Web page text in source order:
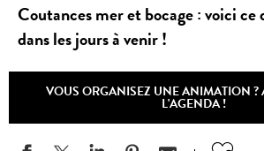
Coutances mer et bocage : voici
dans les jours à venir !
VOUS ORGANISEZ UNE ANIMATION ?
L'AGENDA !